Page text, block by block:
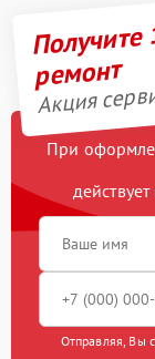
ремонт
Акция
При
Отправляя, Вы